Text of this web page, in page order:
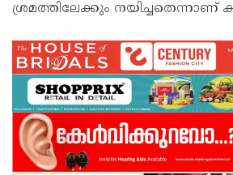
ശ്രമത്തിലേക്കും